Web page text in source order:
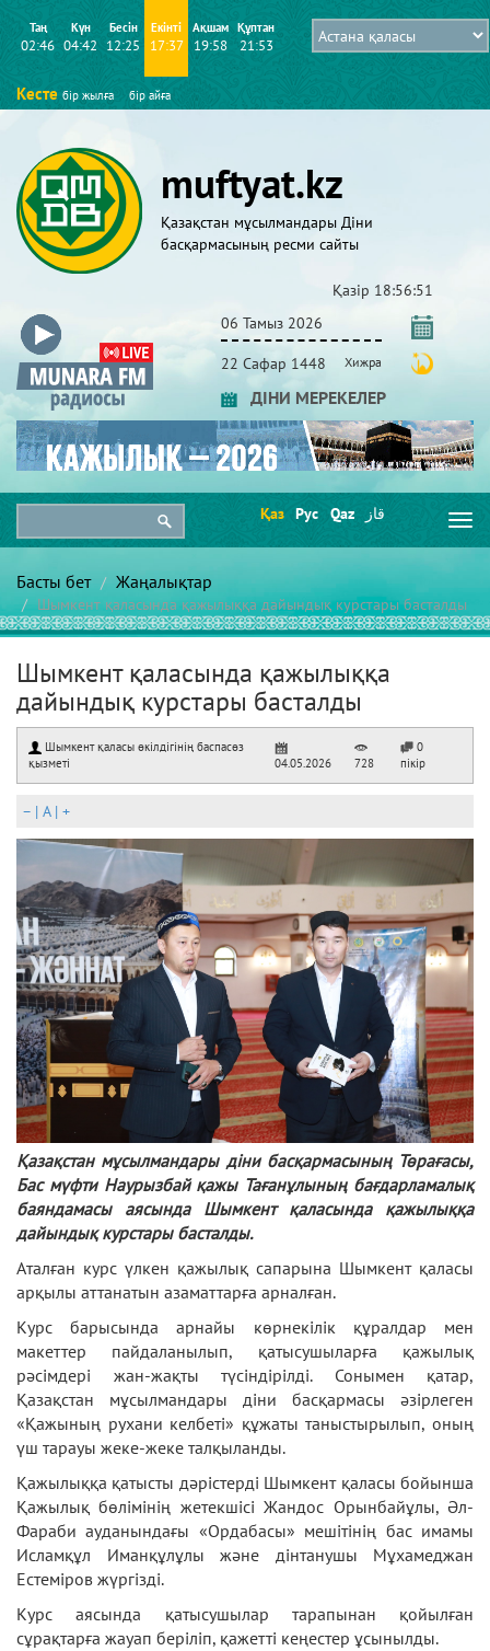
Таң
02:46
Күн
04:42
Бесін
12:25
Екінті
17:37
Ақшам
19:58
Құптан
21:53
Кесте бір жылға бір айға
muftyat.kz
Қазақстан мұсылмандары Діни
басқармасының ресми сайты
Қазір 18:56:51
06 Тамыз 2026
22 Сафар 1448 Хижра
ДІНИ МЕРЕКЕЛЕР
Қаз Рус Qaz قاز
Басты бет Жаңалықтар
Шымкент қаласында қажылыққа дайындық курстары басталды
Шымкент қаласында қажылыққа
дайындық курстары басталды
Шымкент қаласы өкілдігінің баспасөз
қызметі
04.05.2026 728
0
пікір
– | A| +
Қазақстан мұсылмандары діни басқармасының Төрағасы,
Бас мүфти Наурызбай қажы Тағанұлының бағдарламалық
баяндамасы аясында Шымкент қаласында қажылыққа
дайындық курстары басталды.
Аталған курс үлкен қажылық сапарына Шымкент қаласы
арқылы аттанатын азаматтарға арналған.
Курс барысында арнайы көрнекілік құралдар мен
макеттер пайдаланылып, қатысушыларға қажылық
рәсімдері жан-жақты түсіндірілді. Сонымен қатар,
Қазақстан мұсылмандары діни басқармасы әзірлеген
«Қажының рухани келбеті» құжаты таныстырылып, оның
үш тарауы жеке-жеке талқыланды.
Қажылыққа қатысты дәрістерді Шымкент қаласы бойынша
Қажылық бөлімінің жетекшісі Жандос Орынбайұлы, Әл-
Фараби ауданындағы «Ордабасы» мешітінің бас имамы
Исламқұл Иманқұлұлы және дінтанушы Мұхамеджан
Естеміров жүргізді.
Курс аясында қатысушылар тарапынан қойылған
сұрақтарға жауап беріліп, қажетті кеңестер ұсынылды.